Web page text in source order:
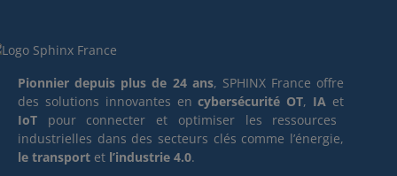
Pionnier depuis plus de 24 ans, SPHINX France offre
des solutions innovantes encybersécurité OT, IA et
IoT pour connecter et optimiser les ressources
industrielles dans des secteurs clés comme l’énergie,
le transport et l’industrie 4.0.